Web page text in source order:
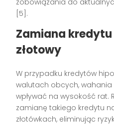
zobowiązania do
[5].
Zamiana
złotowy
W przypadku kredytów
walutach obcych,
wpływać na wysokość rat.
zamianę takiego kredytu
złotówkach, eliminując